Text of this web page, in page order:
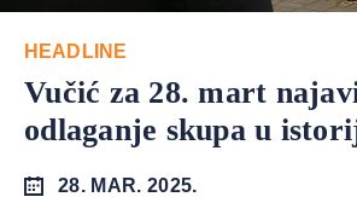
HEADLINE
Vučić za 28. mart
odlaganje skupa u
28. MAR. 2025.